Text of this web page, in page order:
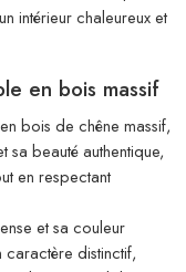
intérieur chaleureux et
en bois massif
bois de chêne massif,
sa beauté authentique,
en respectant
et sa couleur
distinctif,